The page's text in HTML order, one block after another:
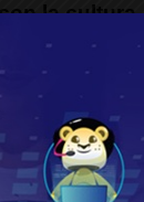
la cultura,
acceso al